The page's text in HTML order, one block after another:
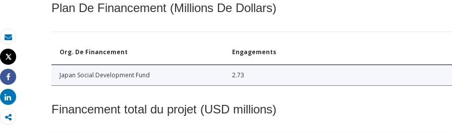
Email
Imprimer
Tweet
Share
Share
Plan De Financement (Millions De Dollars)
Org. De Financement Engagements
Japan Social Development Fund 2.73
Financement total du projet (USD millions)